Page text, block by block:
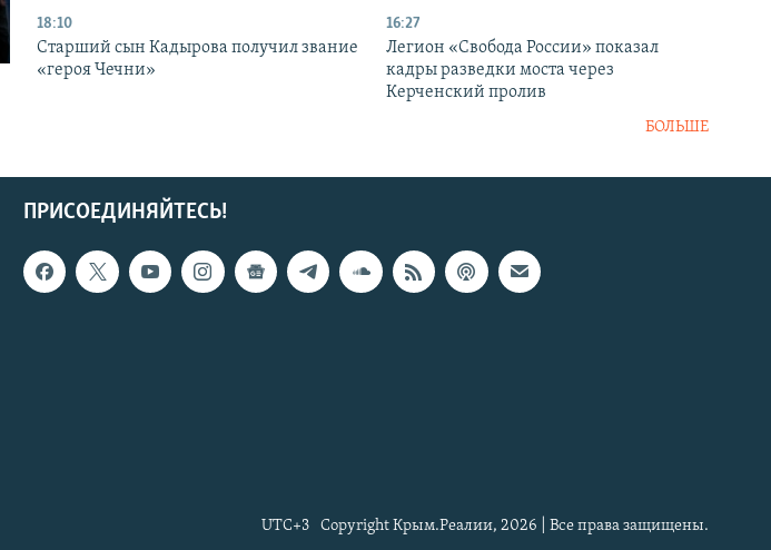
18:10
Старший сын Кадырова получил звание
«героя Чечни»
16:27
Легион «Свобода России» показал
кадры разведки моста через
Керченский пролив
БОЛЬШЕ
ПРИСОЕДИНЯЙТЕСЬ!
Copyright Крым.Реалии, 2026 | Все права защищены.
UTC+3